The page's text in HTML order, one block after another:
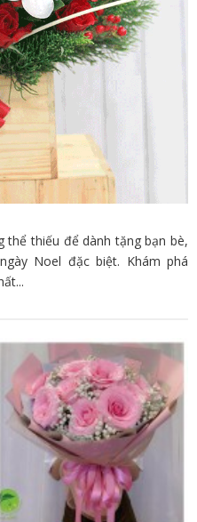
thể thiếu để dành tặng bạn bè,
Noel đặc biệt. Khám phá